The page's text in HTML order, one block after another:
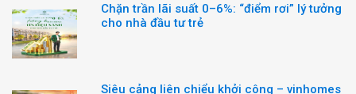
Chặn trần lãi suất 0–6%: “điểm rơi” lý tưởng
cho nhà đầu tư trẻ
Siêu cảng liên chiểu khởi công – vinhomes